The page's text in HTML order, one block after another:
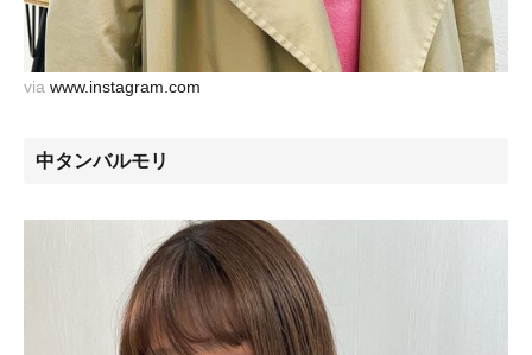
via www.instagram.com
中タンバルモリ